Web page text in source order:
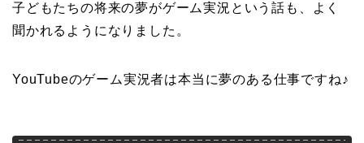
子どもたちの将来の夢がゲーム実況という話も、よく
聞かれるようになりました。
YouTubeのゲーム実況者は本当に夢のある仕事ですね♪